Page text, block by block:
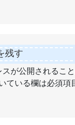
残す
スが公開されるこ
ている欄は必須項